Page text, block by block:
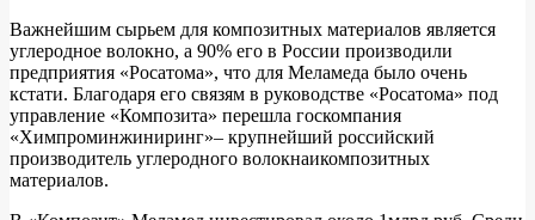
Важнейшим сырьем для композитных материалов является
углеродное волокно, а 90% его в России производили
предприятия «Росатома», что для Меламеда было очень
кстати. Благодаря его связям в руководстве «Росатома» под
управление «Композита» перешла госкомпания
«Химпроминжиниринг»– крупнейший российский
производитель углеродного волокнаикомпозитных
материалов.